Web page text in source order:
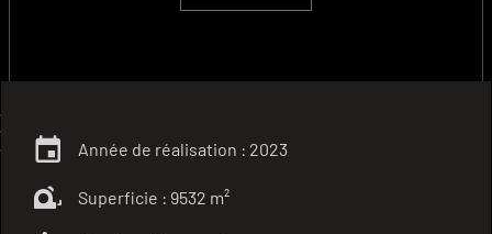
Année de réalisation : 2023
Superficie : 9532 m²